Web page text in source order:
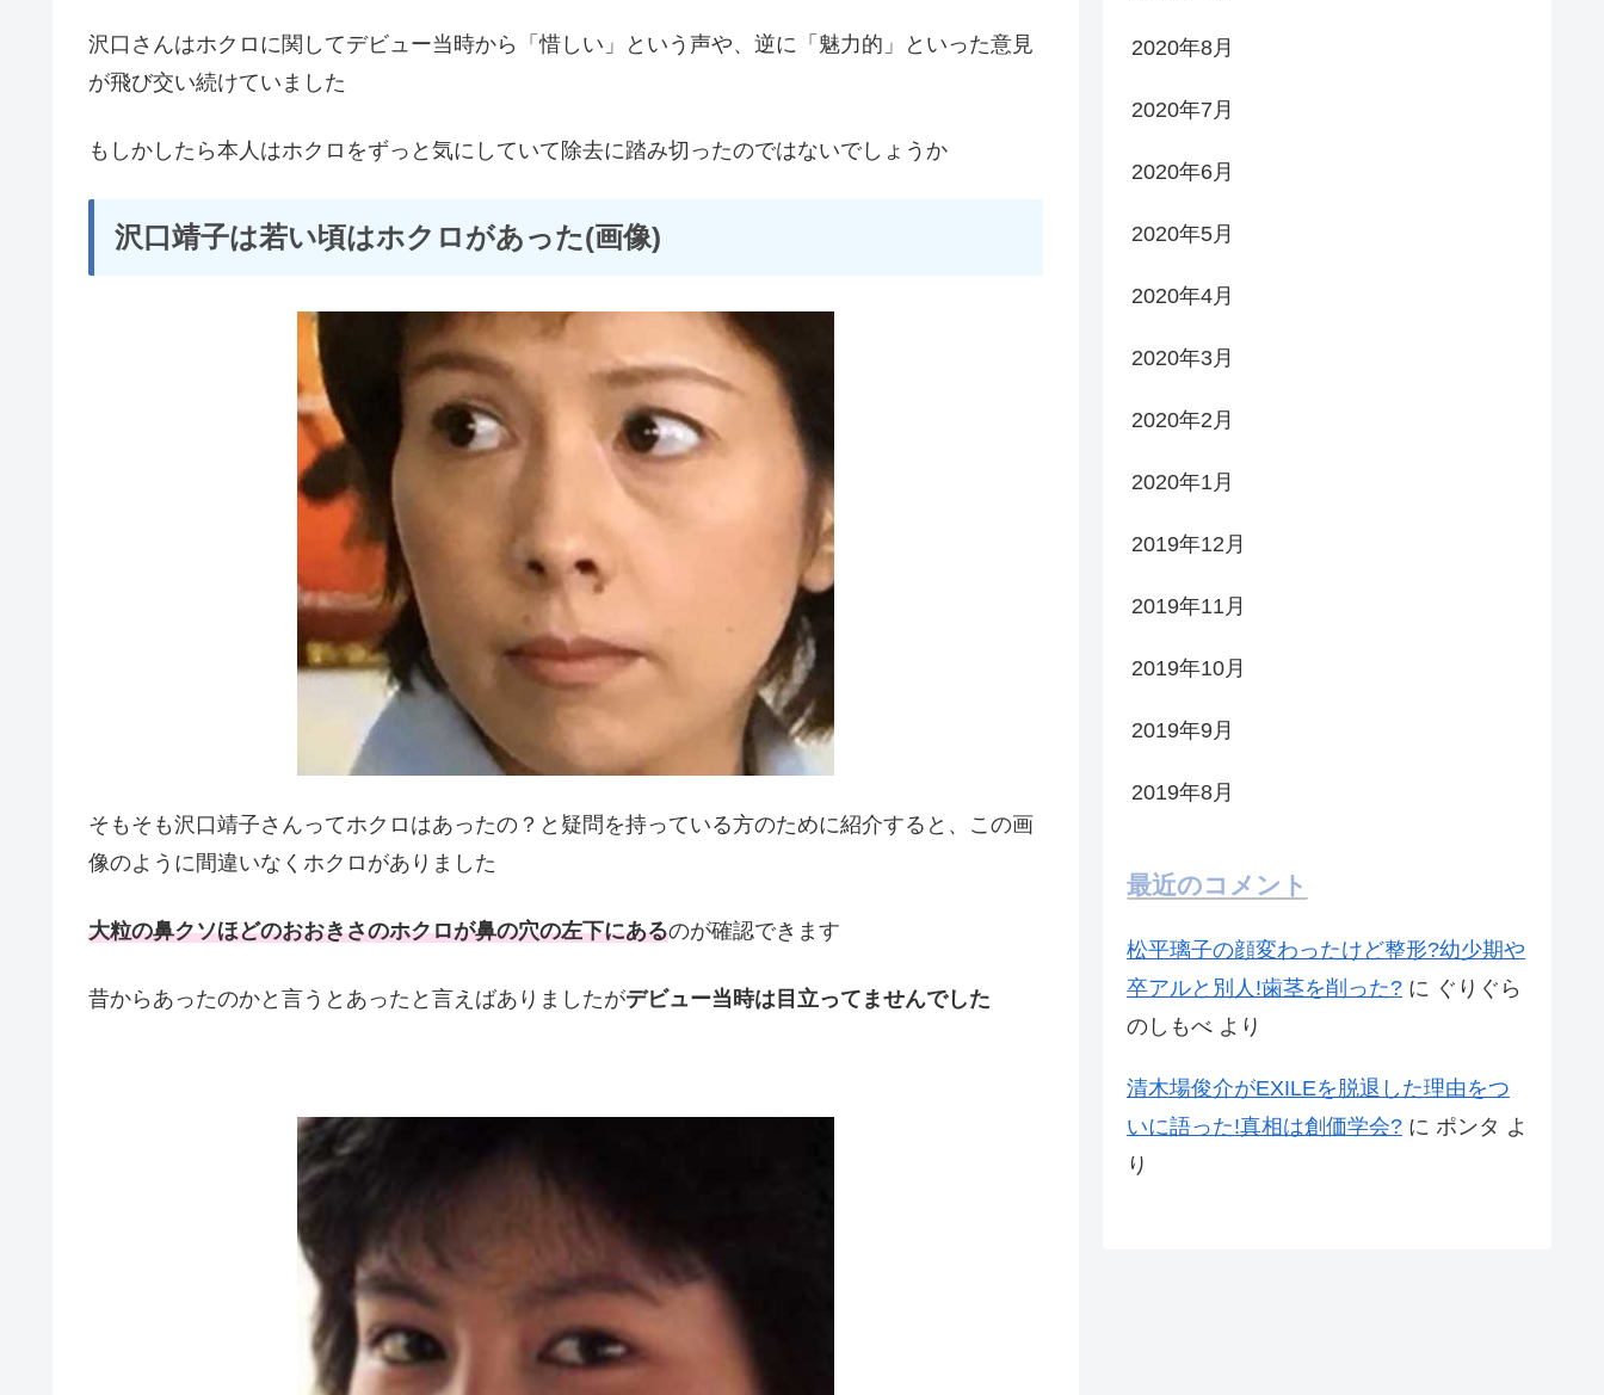
沢口さんはホクロに関してデビュー当時から「惜しい」という声や、逆に「魅力的」といった意見
が飛び交い続けていました
もしかしたら本人はホクロをずっと気にしていて除去に踏み切ったのではないでしょうか
沢口靖子は若い頃はホクロがあった(画像)
そもそも沢口靖子さんってホクロはあったの？と疑問を持っている方のために紹介すると、この画
像のように間違いなくホクロがありました
大粒の鼻クソほどのおおきさのホクロが鼻の穴の左下にあるのが確認できます
昔からあったのかと言うとあったと言えばありましたがデビュー当時は目立ってませんでした
2020年8月
2020年7月
2020年6月
2020年5月
2020年4月
2020年3月
2020年2月
2020年1月
2019年12月
2019年11月
2019年10月
2019年9月
2019年8月
最近のコメント
松平璃子の顔変わったけど整形?幼少期や
卒アルと別人!歯茎を削った? に ぐりぐら
のしもべ より
清木場俊介がEXILEを脱退した理由をつ
いに語った!真相は創価学会? に ポンタ よ
り